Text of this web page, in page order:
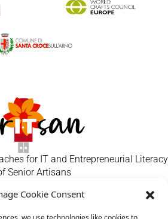
Cookie Consent
for IT and Entrepreneurial Literacy
Senior Artisans